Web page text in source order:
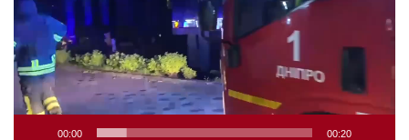
00:00 00:20